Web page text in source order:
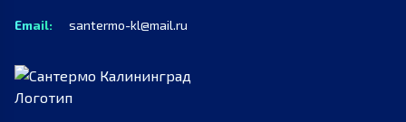
Email: santermo-kl@mail.ru